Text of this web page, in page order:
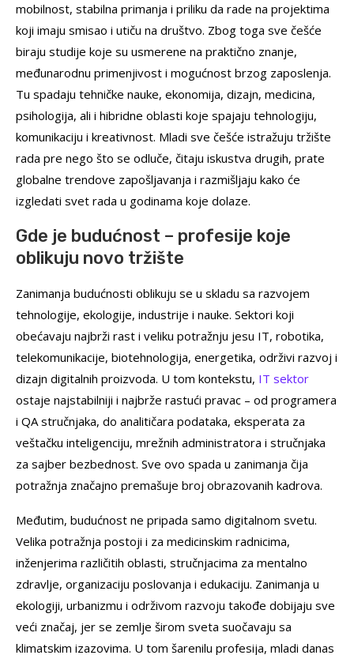
mobilnost, stabilna primanja i priliku da rade na projektima
koji imaju smisao i utiču na društvo. Zbog toga sve češće
biraju studije koje su usmerene na praktično znanje,
međunarodnu primenjivost i mogućnost brzog zaposlenja.
Tu spadaju tehničke nauke, ekonomija, dizajn, medicina,
psihologija, ali i hibridne oblasti koje spajaju tehnologiju,
komunikaciju i kreativnost. Mladi sve češće istražuju tržište
rada pre nego što se odluče, čitaju iskustva drugih, prate
globalne trendove zapošljavanja i razmišljaju kako će
izgledati svet rada u godinama koje dolaze.
Gde je budućnost – profesije koje
oblikuju novo tržište
Zanimanja budućnosti oblikuju se u skladu sa razvojem
tehnologije, ekologije, industrije i nauke. Sektori koji
obećavaju najbrži rast i veliku potražnju jesu IT, robotika,
telekomunikacije, biotehnologija, energetika, održivi razvoj i
dizajn digitalnih proizvoda. U tom kontekstu, IT sektor
ostaje najstabilniji i najbrže rastući pravac – od programera
i QA stručnjaka, do analitičara podataka, eksperata za
veštačku inteligenciju, mrežnih administratora i stručnjaka
za sajber bezbednost. Sve ovo spada u zanimanja čija
potražnja značajno premašuje broj obrazovanih kadrova.
Međutim, budućnost ne pripada samo digitalnom svetu.
Velika potražnja postoji i za medicinskim radnicima,
inženjerima različitih oblasti, stručnjacima za mentalno
zdravlje, organizaciju poslovanja i edukaciju. Zanimanja u
ekologiji, urbanizmu i održivom razvoju takođe dobijaju sve
veći značaj, jer se zemlje širom sveta suočavaju sa
klimatskim izazovima. U tom šarenilu profesija, mladi danas